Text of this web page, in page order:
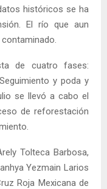
históricos se ha
El río que aun
de cuatro fases:
y poda y
se llevó a cabo el
de reforestación
Tolteca Barbosa,
Yezmain Larios
Roja Mexicana de